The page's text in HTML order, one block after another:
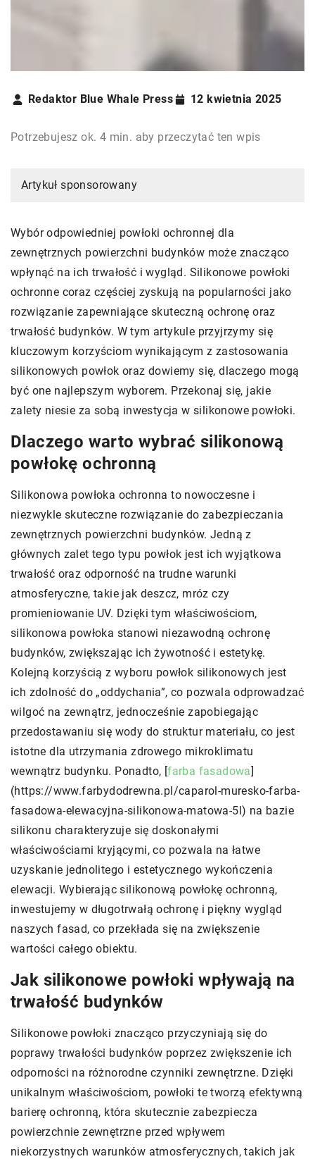
Redaktor Blue Whale Press 12 kwietnia 2025
Potrzebujesz ok. 4 min. aby przeczytać ten wpis
Artykuł sponsorowany
Wybór odpowiedniej powłoki ochronnej dla
zewnętrznych powierzchni budynków może znacząco
wpłynąć na ich trwałość i wygląd. Silikonowe powłoki
ochronne coraz częściej zyskują na popularności jako
rozwiązanie zapewniające skuteczną ochronę oraz
trwałość budynków. W tym artykule przyjrzymy się
kluczowym korzyściom wynikającym z zastosowania
silikonowych powłok oraz dowiemy się, dlaczego mogą
być one najlepszym wyborem. Przekonaj się, jakie
zalety niesie za sobą inwestycja w silikonowe powłoki.
Dlaczego warto wybrać silikonową
powłokę ochronną
Silikonowa powłoka ochronna to nowoczesne i
niezwykle skuteczne rozwiązanie do zabezpieczania
zewnętrznych powierzchni budynków. Jedną z
głównych zalet tego typu powłok jest ich wyjątkowa
trwałość oraz odporność na trudne warunki
atmosferyczne, takie jak deszcz, mróz czy
promieniowanie UV. Dzięki tym właściwościom,
silikonowa powłoka stanowi niezawodną ochronę
budynków, zwiększając ich żywotność i estetykę.
Kolejną korzyścią z wyboru powłok silikonowych jest
ich zdolność do „oddychania”, co pozwala odprowadzać
wilgoć na zewnątrz, jednocześnie zapobiegając
przedostawaniu się wody do struktur materiału, co jest
istotne dla utrzymania zdrowego mikroklimatu
wewnątrz budynku. Ponadto, [farba fasadowa]
(https://www.farbydodrewna.pl/caparol-muresko-farba-
fasadowa-elewacyjna-silikonowa-matowa-5l) na bazie
silikonu charakteryzuje się doskonałymi
właściwościami kryjącymi, co pozwala na łatwe
uzyskanie jednolitego i estetycznego wykończenia
elewacji. Wybierając silikonową powłokę ochronną,
inwestujemy w długotrwałą ochronę i piękny wygląd
naszych fasad, co przekłada się na zwiększenie
wartości całego obiektu.
Jak silikonowe powłoki wpływają na
trwałość budynków
Silikonowe powłoki znacząco przyczyniają się do
poprawy trwałości budynków poprzez zwiększenie ich
odporności na różnorodne czynniki zewnętrzne. Dzięki
unikalnym właściwościom, powłoki te tworzą efektywną
barierę ochronną, która skutecznie zabezpiecza
powierzchnie zewnętrzne przed wpływem
niekorzystnych warunków atmosferycznych, takich jak